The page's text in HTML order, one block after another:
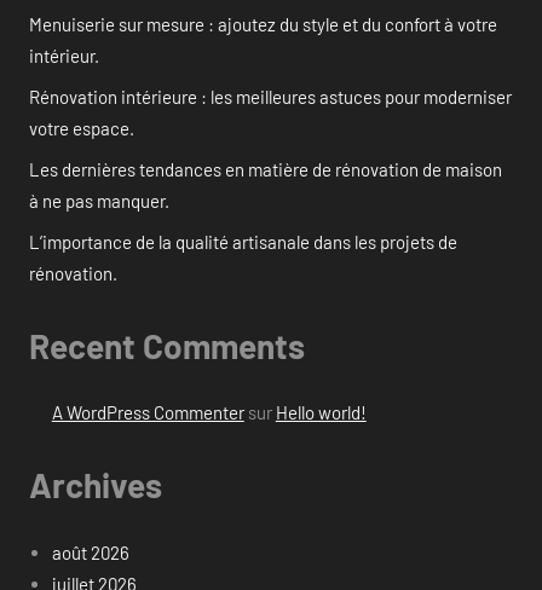
Menuiserie sur mesure : ajoutez du style et du confort à votre
intérieur.
Rénovation intérieure : les meilleures astuces pour moderniser
votre espace.
Les dernières tendances en matière de rénovation de maison
à ne pas manquer.
L’importance de la qualité artisanale dans les projets de
rénovation.
Recent Comments
A WordPress Commentersur Hello world!
Archives
août 2026
juillet 2026